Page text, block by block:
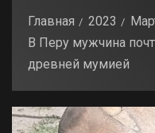
Главная 2023
В Перу мужчина
древней мумией